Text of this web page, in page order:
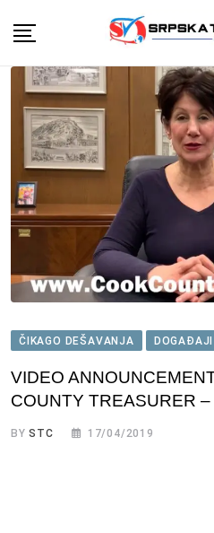
content
ČIKAGO DEŠAVANJA DOGAĐAJI
VIDEO
COUNTY TREASURER
BYSTC 17/04/2019